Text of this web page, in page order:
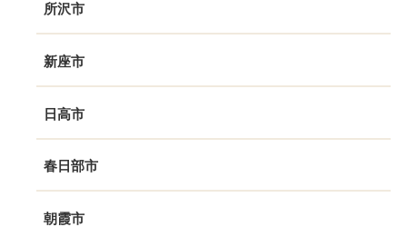
所沢市
新座市
日高市
春日部市
朝霞市